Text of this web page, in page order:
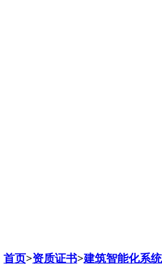
首页>资质证书>建筑智能化系